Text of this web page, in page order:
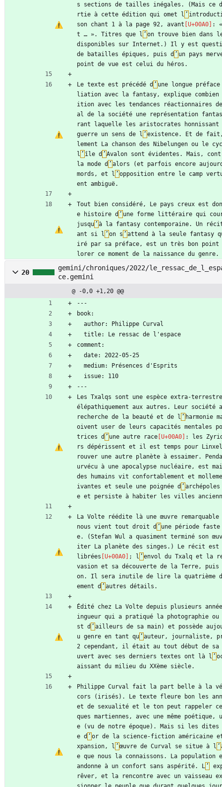
s sections de tailles inégales. (Mais ce
rtie à cette édition qui omet l ’
son chant 1 à la page 92, avant
: «
t … ». Titres que l ’ on trouve bien dans
disponibles sur Internet.) Il y est
de batailles épiques, puis d ’ un pays
point de vue est celui du héros.
Le texte est précédé d ’ une longue
liation avec la fantasy, explique
ition avec les tendances réactionnaires
al de la société une représentation
rant laquelle les aristocrates honnissant
guerre un sens de l ’ existence. Et de fait,
lement La chanson des Nibelungen ou le
l ’ île d ’ Avalon sont évidentes. Mais,
la mode d ’ alors (et parfois encore
mords, et l ’ opposition entre le camp
ent ambiguë.
Tout bien considéré, Le pays creux est
e histoire d ’ une forme littéraire qui
jusqu ’ à la fantasy contemporaine. Un
ant si l ’ on s ’ attend à la seule fantasy
iré par sa préface, est un très bon point
lorer ce moment de la naissance du genre.
20
gemini/chroniques/2022/
ce.gemini
@ -0,0 +1,20 @@
---
book:
  author: Philippe Curval
  title: Le ressac de l'espace
comment:
  date: 2022-05-25
  medium: Présences d'Esprits
  issue: 110
---
Les Txalqs sont une espèce extra-
élépathiquement aux autres. Leur société
recherche de la beauté et de l ’ harmonie
oivent user de leurs capacités mentales
trices d ’ une autre race
: les
rs dépérissent et il est temps pour
rouver une autre planète à essaimer.
urvécu à une apocalypse nucléaire, est
des humains vit confortablement et
ivantes et seule une poignée d ’
e et persiste à habiter les villes
La Volte réédite là une œuvre
nous vient tout droit d ’ une période
e. (Stefan Wul a quasiment terminé son
iter La planète des singes.) Le récit
librées
; l ’ envol du Txalq et la
vasion et sa découverte de la Terre,
on. Il sera inutile de lire la quatrième
ement d ’ autres détails.
Édité chez La Volte depuis plusieurs
ingueur qui a pratiqué la photographie
st d ’ ailleurs de sa main) et possède
u genre en tant qu ’ auteur, journaliste,
2 cependant, il était au tout début de
uvert avec ses derniers textes ont là l ’
aissant du milieu du XXème siècle.
Philippe Curval fait la part belle à la
cors (irisés). Le texte fleure bon les
et de sexualité et le ton peut rappeler
ques martiennes, avec une même
e (vu de notre époque). Mais si les dites
e d ’ or de la science-fiction américaine
xpansion, l ’ œuvre de Curval se situe à l ’
e que nous la connaissons. La population
andonne à un confort sans aspérité. L ’
rêver, et la rencontre avec un vaisseau